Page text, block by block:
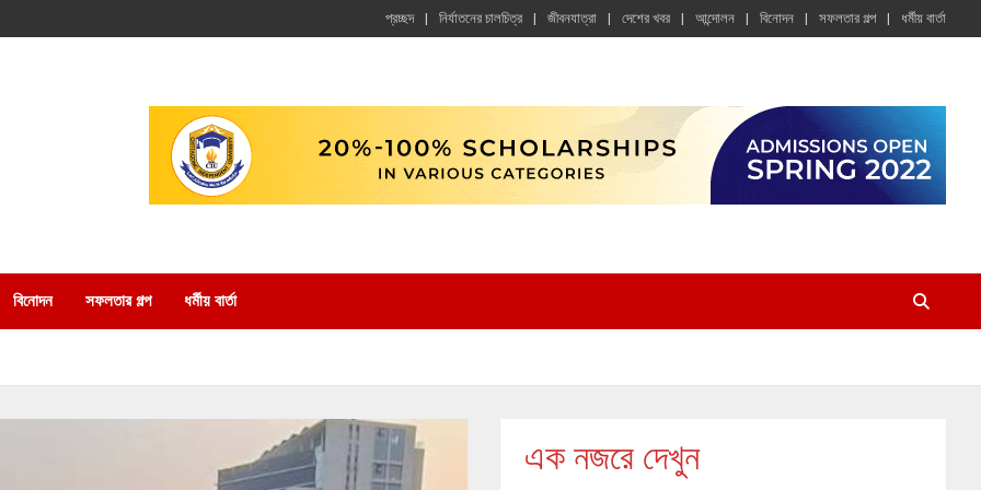
প্রচ্ছদ নির্যাতনের চালচিত্র জীবনযাত্রা দেশের খবর আন্দোলন বিনোদন সফলতার গল্প ধর্মীয় বার্তা
বিনোদন সফলতার গল্প ধর্মীয় বার্তা
এক নজরে দেখুন